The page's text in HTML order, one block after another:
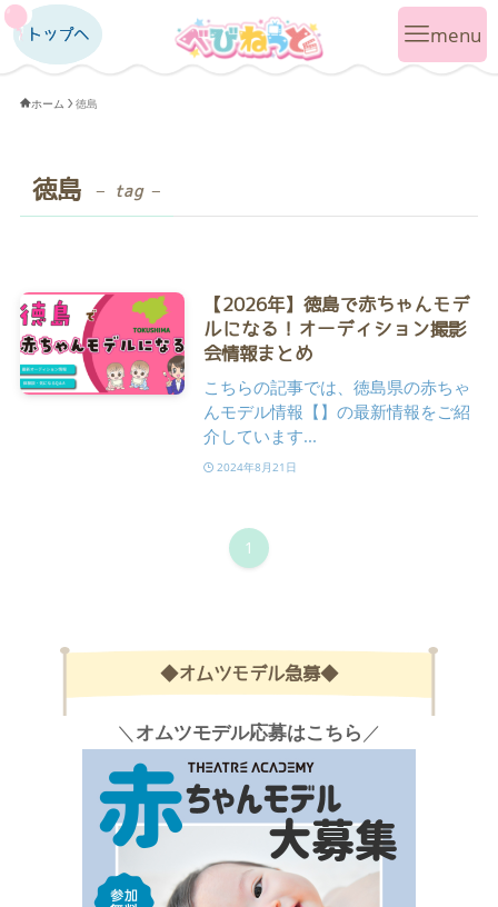
トップへ
トップへ
ホーム 徳島
徳島 – tag –
【2026年】徳島で赤ちゃんモデ
ルになる！オーディション撮影
会情報まとめ
こちらの記事では、徳島県の赤ちゃ
んモデル情報【】の最新情報をご紹
介しています...
2024年8月21日
1
◆オムツモデル急募◆
＼ オムツモデル応募はこちら ／